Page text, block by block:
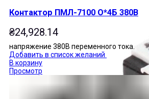
Контактор ПМЛ-7100 О*4Б 380В
₴24,928.14
напряжение 380В переменного тока.
Добавить в список желаний
В корзину
Просмотр